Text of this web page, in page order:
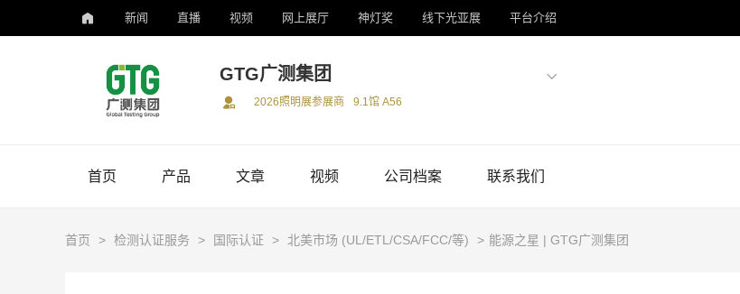
新闻 直播 视频 网上展厅 神灯奖 线下光亚展 平台介绍
GTG广测集团
2026照明展参展商 9.1馆 A56
首页 产品 文章 视频 公司档案 联系我们
首页 > 检测认证服务 > 国际认证 > 北美市场 (UL/ETL/CSA/FCC/等) > 能源之星 | GTG广测集团